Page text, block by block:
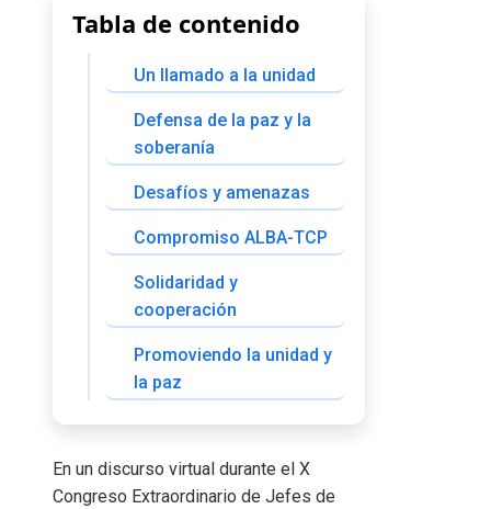
Tabla de contenido
Un llamado a la unidad
Defensa de la paz y la
soberanía
Desafíos y amenazas
Compromiso ALBA-TCP
Solidaridad y
cooperación
Promoviendo la unidad y
la paz
En un discurso virtual durante el X
Congreso Extraordinario de Jefes de